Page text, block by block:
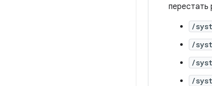
перестать
/
/
/
/